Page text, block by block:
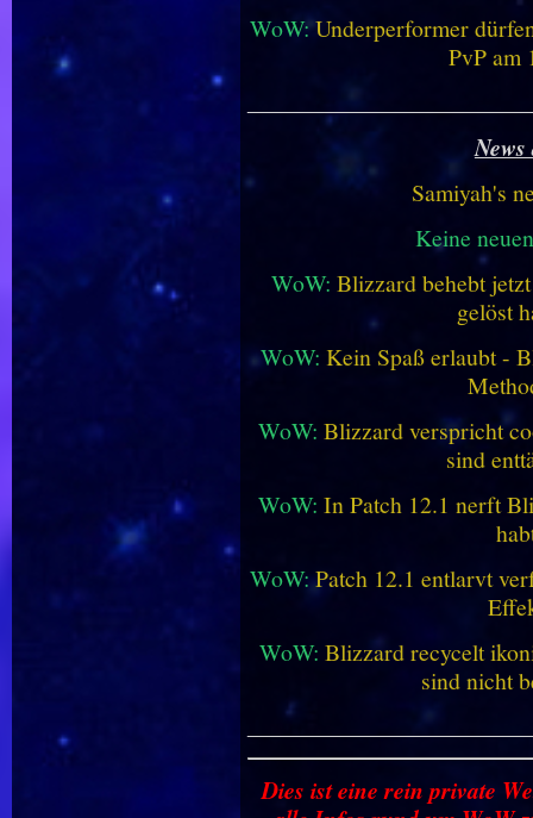
WoW: Underperformer
PvP am
Samiyah's
Keine
WoW: Blizzard behebt
gelöst
WoW: Kein Spaß erlaubt -
WoW: Blizzard verspricht
sind
WoW: In Patch 12.1 nerft
WoW:Patch 12.1 entlarvt
WoW: Blizzard recycelt
sind nicht
Dies ist eine rein private